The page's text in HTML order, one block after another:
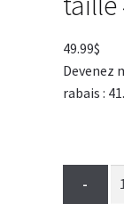
49.99$
Devenez
rabais :
-